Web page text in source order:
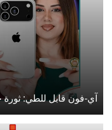
آي-فون قابل للطي: ثورة